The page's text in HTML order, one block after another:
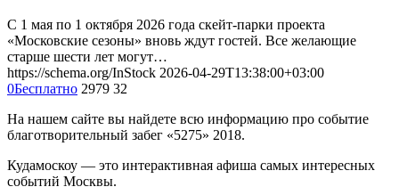
С 1 мая по 1 октября 2026 года скейт-парки проекта
«Московские сезоны» вновь ждут гостей. Все желающие
старше шести лет могут…
https://schema.org/InStock 2026-04-29T13:38:00+03:00
0Бесплатно 2979 32
На нашем сайте вы найдете всю информацию про событие
благотворительный забег «5275» 2018.
Кудамоскоу — это интерактивная афиша самых интересных
событий Москвы.